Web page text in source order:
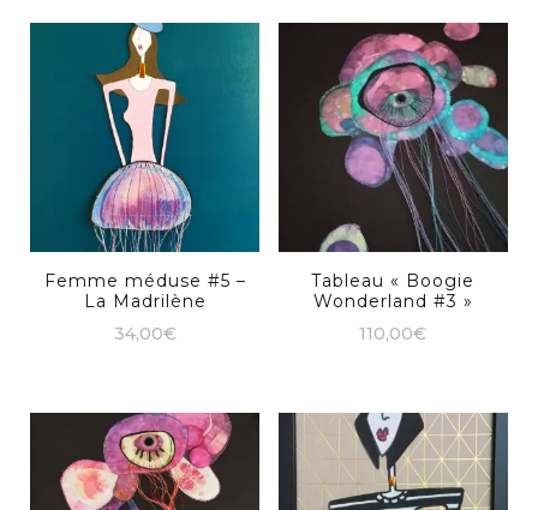
Femme méduse #5 –
La Madrilène
34,00€
Tableau « Boogie
Wonderland #3 »
110,00€